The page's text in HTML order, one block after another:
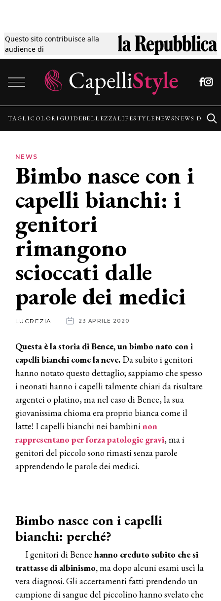
Questo sito contribuisce alla
audience di
Tagli
Colori
Guide
Lifestyle
News
News
dalle
aziende
TAGLICOLORI GUIDEBELLEZZALIFESTYLENEWSNEWS
NEWS
Bimbo nasce con i
capelli bianchi: i
genitori
rimangono
scioccati dalle
parole dei medici
LUCREZIA 23 APRILE 2020
Questa è la storia di Bence, un bimbo nato con i
capelli bianchi come la neve. Da subito i genitori
hanno notato questo dettaglio; sappiamo che spesso
i neonati hanno i capelli talmente chiari da risultare
argentei o platino, ma nel caso di Bence, la sua
giovanissima chioma era proprio bianca come il
latte! I capelli bianchi nei bambininon
rappresentano per forza patologie gravi, ma i
genitori del piccolo sono rimasti senza parole
apprendendo le parole dei medici.
Bimbo nasce con i capelli
bianchi: perché?
I genitori di Bence hanno creduto subito che si
trattasse di albinismo,ma dopo alcuni esami uscì la
vera diagnosi. Gli accertamenti fatti prendendo un
campione di sangue del piccolino hanno svelato che